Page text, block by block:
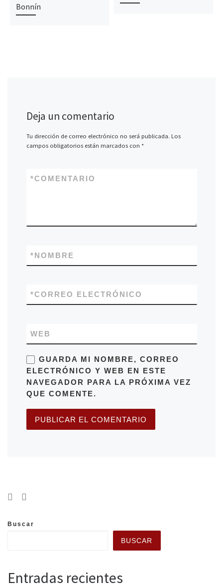
Bonnín
Deja un comentario
Tu dirección de correo electrónico no será publicada. Los
campos obligatorios están marcados con *
COMENTARIO
*
NOMBRE
*
CORREO ELECTRÓNICO
*
WEB
GUARDA MI NOMBRE, CORREO
ELECTRÓNICO Y WEB EN ESTE
NAVEGADOR PARA LA PRÓXIMA VEZ
QUE COMENTE.
Buscar
BUSCAR
Entradas recientes